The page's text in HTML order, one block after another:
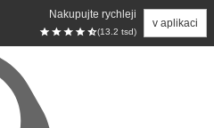
Nakupujte rychleji
(13.2 tsd)
v aplikaci